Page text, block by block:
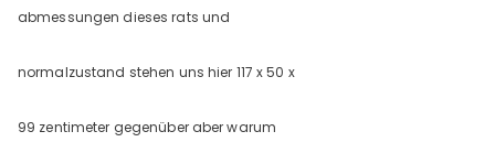
abmessungen dieses rats und
normalzustand stehen uns hier 117 x 50 x
99 zentimeter gegenüber aber warum